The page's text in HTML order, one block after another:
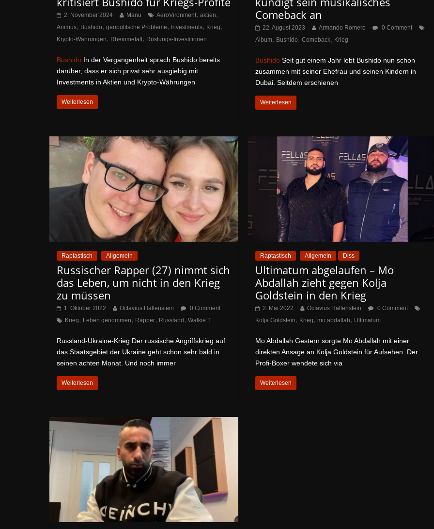
2. November 2024 Manu AeroVironment, aktien,
Animus, Bushido, geopolitsche Probleme, Investments, Krieg,
Krypto-Währungen, Rheinmetall , Rüstungs-Investitionen
Bushido In der Vergangenheit sprach Bushido bereits
darüber, dass er sich privat sehr ausgiebig mit
Investments in Aktien und Krypto-Währungen
Weiterlesen
Comeback an
22. August 2023 Armando Romero
0 Comment
Album, Bushido,Comeback, Krieg
Bushido Seit gut einem Jahr lebt Bushido nun schon
zusammen mit seiner Ehefrau und seinen Kindern in
Dubai. Seitdem erschienen
Weiterlesen
Raptastisch Allgemein
Russischer Rapper (27) nimmt sich
das Leben, um nicht in den Krieg
zu müssen
1. Oktober 2022 Octavius Hallenstein
0 Comment
Krieg, Leben genommen, Rapper, Russland, Walkie T
Russland-Ukraine-Krieg Der russische Angriffskrieg auf
das Staatsgebiet der Ukraine geht schon sehr bald in
seinen achten Monat. Und noch immer
Weiterlesen
Raptastisch Allgemein Diss
Ultimatum abgelaufen – Mo
Abdallah zieht gegen Kolja
Goldstein in den Krieg
2. Mai 2022 Octavius Hallenstein
0 Comment
Kolja Goldstein, Krieg, mo abdallah, Ultimatum
Mo Abdallah Gestern sorgte Mo Abdallah mit einer
direkten Ansage an Kolja Goldstein für Aufsehen. Der
Profi-Boxer wendete sich via
Weiterlesen